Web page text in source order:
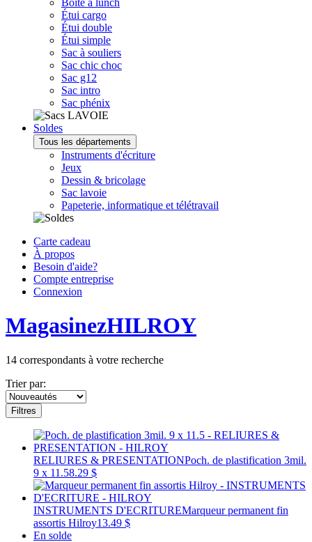
Boîte à lunch
Étui cargo
Étui double
Étui simple
Sac à souliers
Sac chic choc
Sac g12
Sac intro
Sac phénix
Soldes
Tous les départements
Instruments d'écriture
Jeux
Dessin & bricolage
Sac lavoie
Papeterie, informatique et télétravail
Carte cadeau
À propos
Besoin d'aide?
Compte entreprise
Connexion
MagasinezHILROY
14 correspondants à votre recherche
Trier par:
Filtres
RELIURES & PRESENTATIONPoch. de plastification 3mil.
9 x 11.58.29 $
INSTRUMENTS D'ECRITUREMarqueur permanent fin
assortis Hilroy13.49 $
En solde